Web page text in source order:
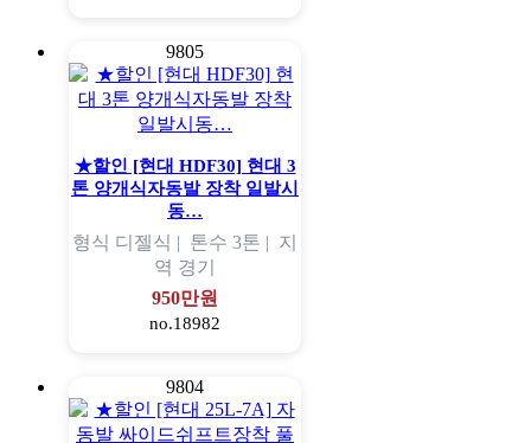
9805
★할인 [현대 HDF30] 현대 3
톤 양개식자동발 장착 일발시
동…
형식 디젤식 | 톤수 3톤 | 지
역 경기
950만원
no.18982
9804